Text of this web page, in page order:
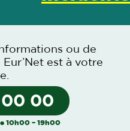
ou de
Eur’Net est à votre
00 00
10h00 – 19h00